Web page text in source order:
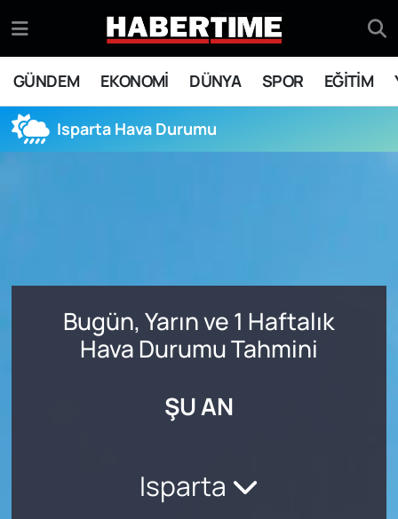
GÜNDEM EKONOMİ DÜNYA SPOR EĞİTİM
Isparta Hava Durumu
Bugün, Yarın ve 1 Haftalık
Hava Durumu Tahmini
ŞU AN
Isparta
EKONOMİ
DÜNYA
SİYASET
Eskişehir Nöbetçi Eczaneler
Eskişehir Hava Durumu
Eskişehir Namaz Vakitleri
Son Dakika Haberleri